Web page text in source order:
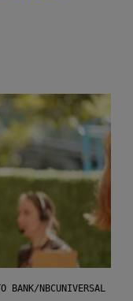
BANK/NBCUNIVERSAL